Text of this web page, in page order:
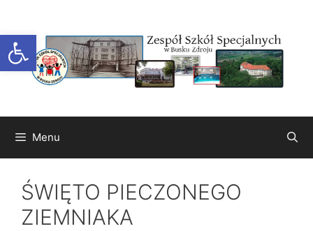
Otwórz pasek narzędzi
treści
Menu
ŚWIĘTO PIECZONEGO
ZIEMNIAKA